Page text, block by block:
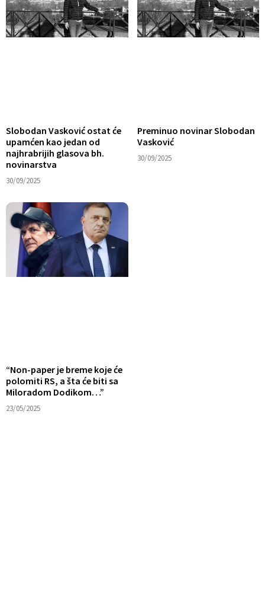
Slobodan Vasković ostat će
upamćen kao jedan od
najhrabrijih glasova bh.
novinarstva
30/09/2025
Preminuo novinar Slobodan
Vasković
30/09/2025
“Non-paper je breme koje će
polomiti RS, a šta će biti sa
Miloradom Dodikom…”
23/05/2025